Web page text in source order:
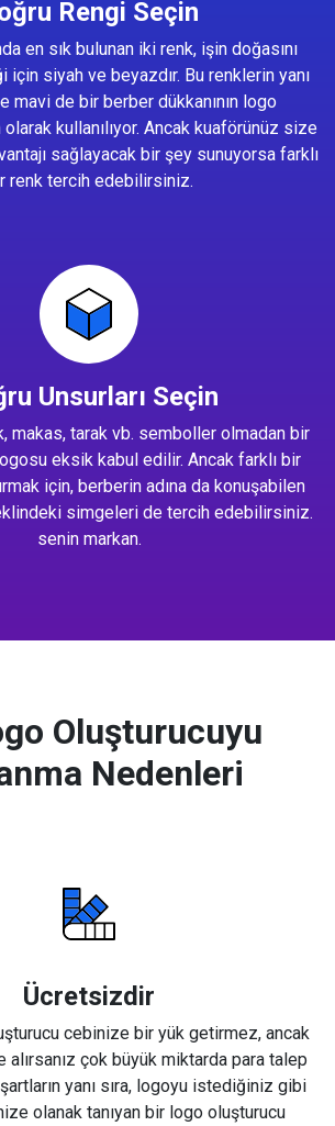
Rengi Seçin
en sık bulunan iki renk, işin doğasını
için siyah ve beyazdır. Bu renklerin yanı
mavi de bir berber dükkanının logo
olarak kullanılıyor. Ancak kuaförünüz size
sağlayacak bir şey sunuyorsa farklı
renk tercih edebilirsiniz.
Unsurları Seçin
makas, tarak vb. semboller olmadan bir
eksik kabul edilir. Ancak farklı bir
için, berberin adına da konuşabilen
simgeleri de tercih edebilirsiniz.
senin markan.
Oluşturucuyu
Nedenleri
Ücretsizdir
cebinize bir yük getirmez, ancak
alırsanız çok büyük miktarda para talep
yanı sıra, logoyu istediğiniz gibi
olanak tanıyan bir logo oluşturucu